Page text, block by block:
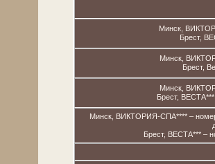
Минск,
Брест,
Минск,
Брест,
Минск,
Брест,
Минск, ВИКТОРИЯ-СПА**** –
Брест, ВЕСТА*** –